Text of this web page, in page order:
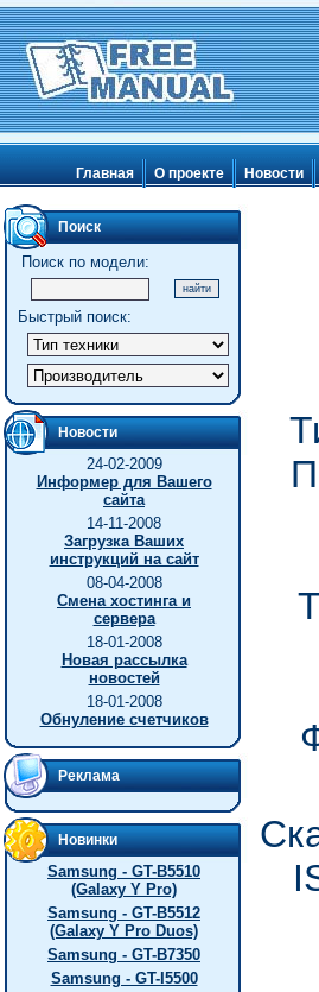
Главная О проекте Новости
Поиск
Поиск по модели:
Быстрый поиск:
Новости
24-02-2009
Информер для Вашего
сайта
14-11-2008
Загрузка Ваших
инструкций на сайт
08-04-2008
Смена хостинга и
сервера
18-01-2008
Новая рассылка
новостей
18-01-2008
Обнуление счетчиков
Реклама
Новинки
Samsung - GT-B5510
(Galaxy Y Pro)
Samsung - GT-B5512
(Galaxy Y Pro Duos)
Samsung - GT-B7350
Samsung - GT-I5500